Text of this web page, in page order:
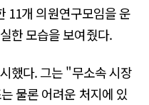
11개 의원연구모임을 운
한 모습을 보여줬다.
했다. 그는 "무소속 시장
물론 어려운 처지에 있